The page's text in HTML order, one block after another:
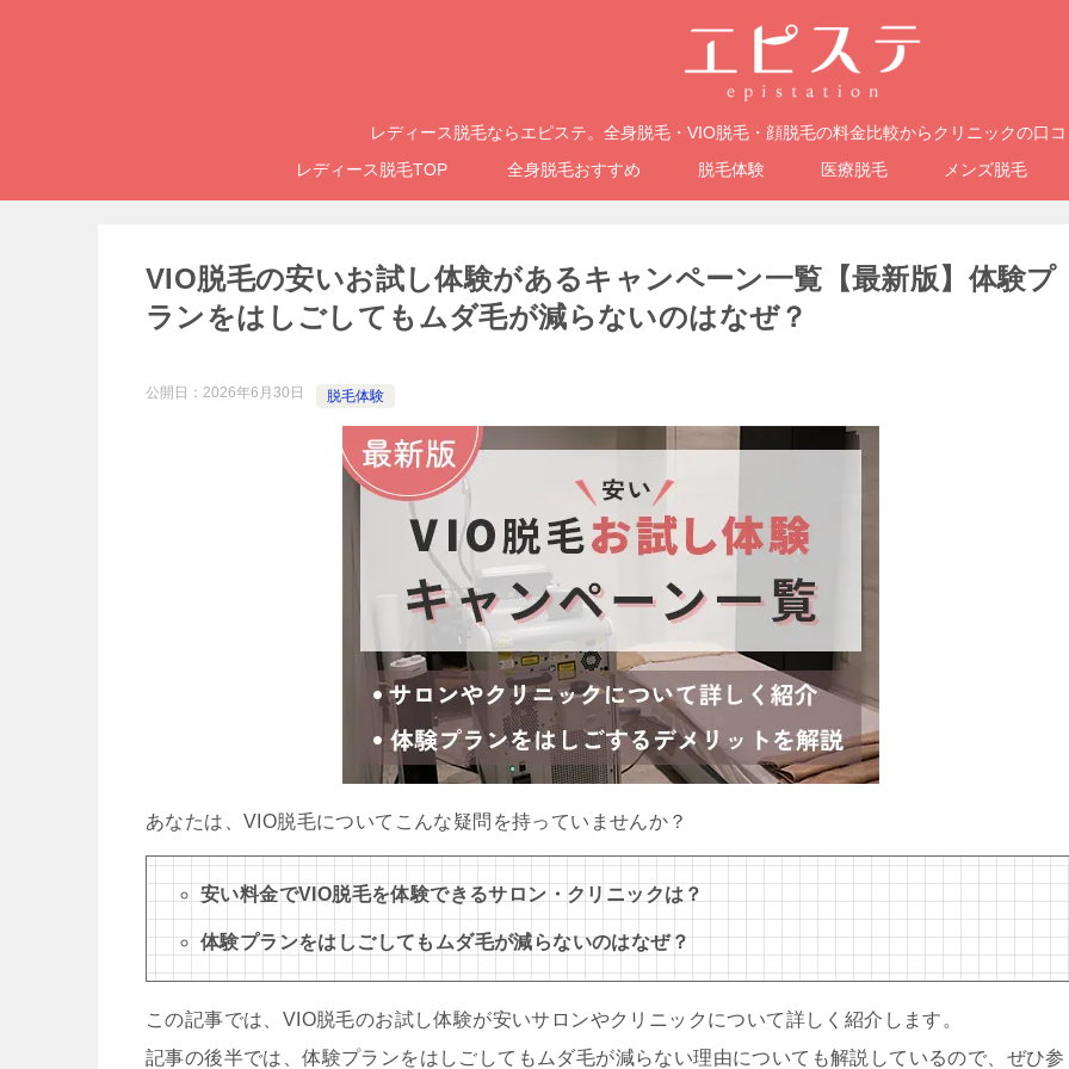
レディース脱毛ならエピステ。全身脱毛・VIO脱毛・顔脱毛の料金比較からクリニックの口
レディース脱毛TOP
全身脱毛おすすめ 脱毛体験 医療脱毛 メンズ脱毛
VIO脱毛の安いお試し体験があるキャンペーン一覧【最新版】体験プ
ランをはしごしてもムダ毛が減らないのはなぜ？
公開日： 2026年6月30日 脱毛体験
あなたは、VIO脱毛についてこんな疑問を持っていませんか？
安い料金でVIO脱毛を体験できるサロン・クリニックは？
体験プランをはしごしてもムダ毛が減らないのはなぜ？
この記事では、VIO脱毛のお試し体験が安いサロンやクリニックについて詳しく紹介します。
記事の後半では、体験プランをはしごしてもムダ毛が減らない理由についても解説しているので、ぜひ参